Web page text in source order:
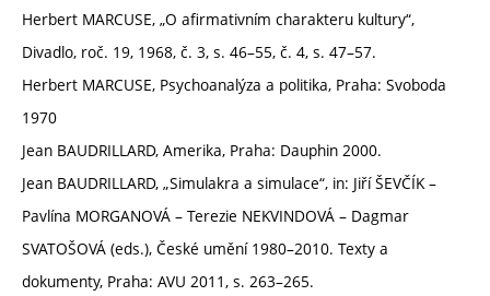
Herbert MARCUSE, „O afirmativním charakteru kultury“,
Divadlo, roč. 19, 1968, č. 3, s. 46–55, č. 4, s. 47–57.
Herbert MARCUSE, Psychoanalýza a politika, Praha: Svoboda
1970
Jean BAUDRILLARD, Amerika, Praha: Dauphin 2000.
Jean BAUDRILLARD, „Simulakra a simulace“, in: Jiří ŠEVČÍK –
Pavlína MORGANOVÁ – Terezie NEKVINDOVÁ – Dagmar
SVATOŠOVÁ (eds.), České umění 1980–2010. Texty a
dokumenty, Praha: AVU 2011, s. 263–265.